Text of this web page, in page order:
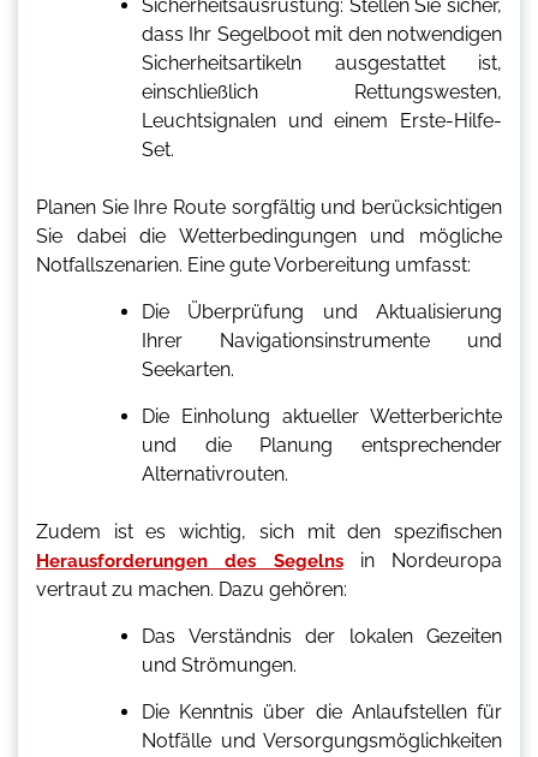
Sicherheitsausrüstung: Stellen Sie sicher,
dass Ihr Segelboot mit den notwendigen
Sicherheitsartikeln ausgestattet ist,
einschließlich Rettungswesten,
Leuchtsignalen und einem Erste-Hilfe-
Set.
Planen Sie Ihre Route sorgfältig und berücksichtigen
Sie dabei die Wetterbedingungen und mögliche
Notfallszenarien. Eine gute Vorbereitung umfasst:
Die Überprüfung und Aktualisierung
Ihrer Navigationsinstrumente und
Seekarten.
Die Einholung aktueller Wetterberichte
und die Planung entsprechender
Alternativrouten.
Zudem ist es wichtig, sich mit den spezifischen
Herausforderungen des Segelnsin Nordeuropa
vertraut zu machen. Dazu gehören:
Das Verständnis der lokalen Gezeiten
und Strömungen.
Die Kenntnis über die Anlaufstellen für
Notfälle und Versorgungsmöglichkeiten